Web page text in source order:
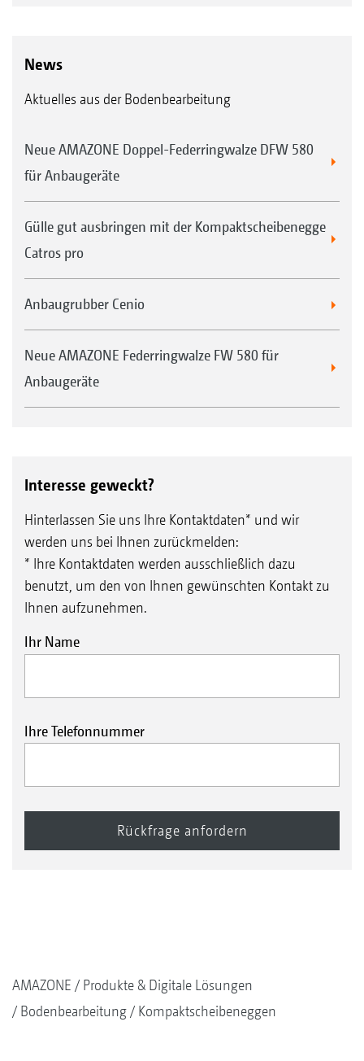
Winkelprofilwalze WW 580 mm
U-Profilwalze UW 580 mm
Striegelsystem für die Nachlaufwalzen TW und DUW
* Zu beachten! In Verbindung mit einem TS-
Nachlaufwalze nicht möglich.
News
Aktuelles aus der Bodenbearbeitung
Neue AMAZONE Doppel-Federringwalze DFW 580
für Anbaugeräte
Gülle gut ausbringen mit der Kompaktscheibenegge
Catros pro
Anbaugrubber Cenio
Neue AMAZONE Federringwalze FW 580 für
Anbaugeräte
Interesse geweckt?
Hinterlassen Sie uns Ihre Kontaktdaten* und wir
werden uns bei Ihnen zurückmelden:
* Ihre Kontaktdaten werden ausschließlich dazu
benutzt, um den von Ihnen gewünschten Kontakt zu
Ihnen aufzunehmen.
Ihr Name
Ihre Telefonnummer
AMAZONE
Produkte & Digitale Lösungen
Bodenbearbeitung
Kompaktscheibeneggen